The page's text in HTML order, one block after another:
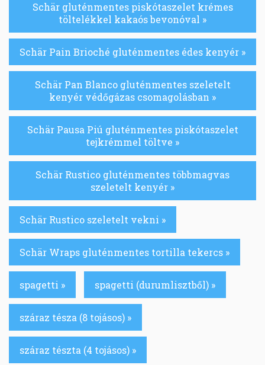
Schär gluténmentes piskótaszelet krémes
töltelékkel kakaós bevonóval »
Schär Pain Brioché gluténmentes édes kenyér »
Schär Pan Blanco gluténmentes szeletelt
kenyér védőgázas csomagolásban »
Schär Pausa Piú gluténmentes piskótaszelet
tejkrémmel töltve »
Schär Rustico gluténmentes többmagvas
szeletelt kenyér »
Schär Rustico szeletelt vekni »
Schär Wraps gluténmentes tortilla tekercs »
spagetti » spagetti (durumlisztből) »
száraz tésza (8 tojásos) »
száraz tészta (4 tojásos) »